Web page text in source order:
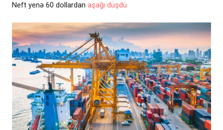
Neft yenə 60 dollardan aşağı düşdü